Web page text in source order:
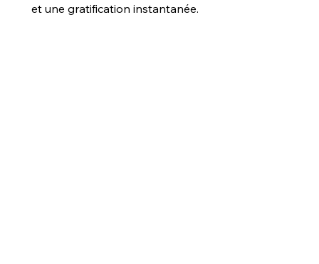
et une gratification instantanée.